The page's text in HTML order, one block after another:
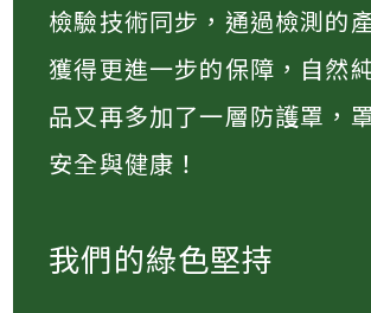
檢驗技術同步，通過檢測的
獲得更進一步的保障，自然
品又再多加了一層防護罩，
安全與健康！
我們的綠色堅持